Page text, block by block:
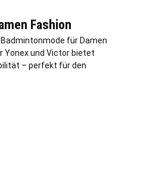
Fashion
für Damen
Yonex und Victor bietet
– perfekt für den